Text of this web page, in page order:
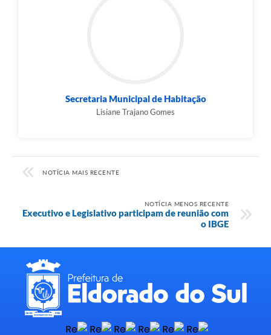
Secretaria Municipal de Habitação
Lisiane Trajano Gomes
NOTÍCIA MAIS RECENTE
NOTÍCIA MENOS RECENTE
Executivo e Legislativo participam de reunião com
o IBGE